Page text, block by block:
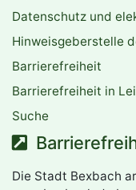
Datenschutz und
Hinweisgeberstelle
Barrierefreiheit
Barrierefreiheit in
Suche
Die Stadt Bexbach